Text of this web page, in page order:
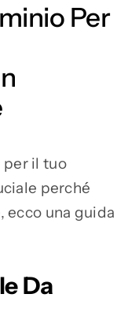
Per
per il tuo
perché
ecco una guida
Da